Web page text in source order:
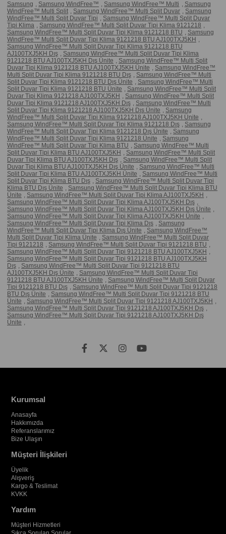
Samsung , Samsung WindFree™ , Samsung WindFree™ Multi , Samsung
WindFree™ Multi Split , Samsung WindFree™ Multi Split Duvar , Samsung
WindFree™ Multi Split Duvar Tipi , Samsung WindFree™ Multi Split Duvar
Tipi Klima , Samsung WindFree™ Multi Split Duvar Tipi Klima 9121218 ,
Samsung WindFree™ Multi Split Duvar Tipi Klima 9121218 BTU , Samsung
WindFree™ Multi Split Duvar Tipi Klima 9121218 BTU AJ100TXJ5KH ,
Samsung WindFree™ Multi Split Duvar Tipi Klima 9121218 BTU
AJ100TXJ5KH Dış , Samsung WindFree™ Multi Split Duvar Tipi Klima
9121218 BTU AJ100TXJ5KH Dış Ünite , Samsung WindFree™ Multi Split
Duvar Tipi Klima 9121218 BTU AJ100TXJ5KH Ünite , Samsung WindFree™
Multi Split Duvar Tipi Klima 9121218 BTU Dış , Samsung WindFree™ Multi
Split Duvar Tipi Klima 9121218 BTU Dış Ünite , Samsung WindFree™ Multi
Split Duvar Tipi Klima 9121218 BTU Ünite , Samsung WindFree™ Multi Split
Duvar Tipi Klima 9121218 AJ100TXJ5KH , Samsung WindFree™ Multi Split
Duvar Tipi Klima 9121218 AJ100TXJ5KH Dış , Samsung WindFree™ Multi
Split Duvar Tipi Klima 9121218 AJ100TXJ5KH Dış Ünite , Samsung
WindFree™ Multi Split Duvar Tipi Klima 9121218 AJ100TXJ5KH Ünite ,
Samsung WindFree™ Multi Split Duvar Tipi Klima 9121218 Dış , Samsung
WindFree™ Multi Split Duvar Tipi Klima 9121218 Dış Ünite , Samsung
WindFree™ Multi Split Duvar Tipi Klima 9121218 Ünite , Samsung
WindFree™ Multi Split Duvar Tipi Klima BTU , Samsung WindFree™ Multi
Split Duvar Tipi Klima BTU AJ100TXJ5KH , Samsung WindFree™ Multi Split
Duvar Tipi Klima BTU AJ100TXJ5KH Dış , Samsung WindFree™ Multi Split
Duvar Tipi Klima BTU AJ100TXJ5KH Dış Ünite , Samsung WindFree™ Multi
Split Duvar Tipi Klima BTU AJ100TXJ5KH Ünite , Samsung WindFree™ Multi
Split Duvar Tipi Klima BTU Dış , Samsung WindFree™ Multi Split Duvar Tipi
Klima BTU Dış Ünite , Samsung WindFree™ Multi Split Duvar Tipi Klima BTU
Ünite , Samsung WindFree™ Multi Split Duvar Tipi Klima AJ100TXJ5KH ,
Samsung WindFree™ Multi Split Duvar Tipi Klima AJ100TXJ5KH Dış ,
Samsung WindFree™ Multi Split Duvar Tipi Klima AJ100TXJ5KH Dış Ünite ,
Samsung WindFree™ Multi Split Duvar Tipi Klima AJ100TXJ5KH Ünite ,
Samsung WindFree™ Multi Split Duvar Tipi Klima Dış , Samsung
WindFree™ Multi Split Duvar Tipi Klima Dış Ünite , Samsung WindFree™
Multi Split Duvar Tipi Klima Ünite , Samsung WindFree™ Multi Split Duvar
Tipi 9121218 , Samsung WindFree™ Multi Split Duvar Tipi 9121218 BTU ,
Samsung WindFree™ Multi Split Duvar Tipi 9121218 BTU AJ100TXJ5KH ,
Samsung WindFree™ Multi Split Duvar Tipi 9121218 BTU AJ100TXJ5KH
Dış , Samsung WindFree™ Multi Split Duvar Tipi 9121218 BTU
AJ100TXJ5KH Dış Ünite , Samsung WindFree™ Multi Split Duvar Tipi
9121218 BTU AJ100TXJ5KH Ünite , Samsung WindFree™ Multi Split Duvar
Tipi 9121218 BTU Dış , Samsung WindFree™ Multi Split Duvar Tipi 9121218
BTU Dış Ünite , Samsung WindFree™ Multi Split Duvar Tipi 9121218 BTU
Ünite , Samsung WindFree™ Multi Split Duvar Tipi 9121218 AJ100TXJ5KH ,
Samsung WindFree™ Multi Split Duvar Tipi 9121218 AJ100TXJ5KH Dış ,
Samsung WindFree™ Multi Split Duvar Tipi 9121218 AJ100TXJ5KH Dış
Ünite ,
Kurumsal
Anasayfa
Hakkımızda
Referanslarımız
Bize Ulaşın
Müşteri İlişkileri
Üyelik
Alışveriş
Kargo & Teslimat
KVKK
Yardım
Müşteri Hizmetleri